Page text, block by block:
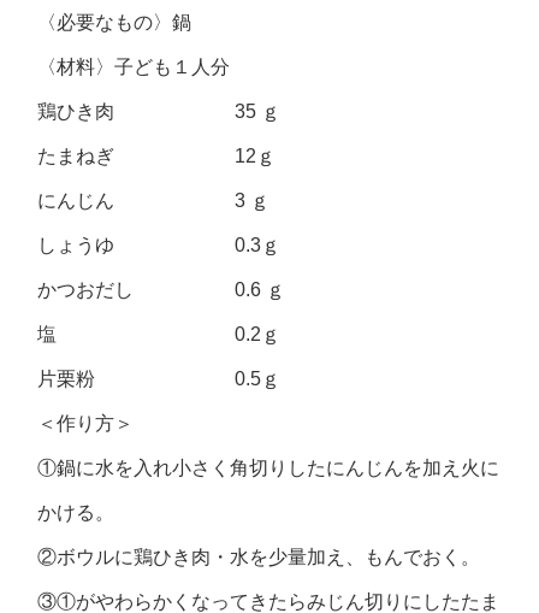
〈必要なもの〉鍋
〈材料〉子ども１人分
鶏ひき肉 35 ｇ
たまねぎ 12ｇ
にんじん 3 ｇ
しょうゆ 0.3ｇ
かつおだし 0.6 ｇ
塩 0.2ｇ
片栗粉 0.5ｇ
＜作り方＞
①鍋に水を入れ小さく角切りしたにんじんを加え火に
かける。
②ボウルに鶏ひき肉・水を少量加え、もんでおく。
③①がやわらかくなってきたらみじん切りにしたたま